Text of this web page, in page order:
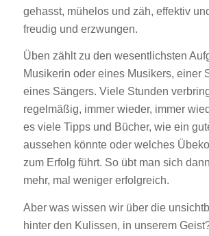
gehasst, mühelos und zäh, effektiv
freudig und erzwungen.
Üben zählt zu den wesentlichsten
Musikerin oder eines Musikers, einer
eines Sängers. Viele Stunden
regelmäßig, immer wieder, immer
es viele Tipps und Bücher, wie ein
aussehen könnte oder welches
zum Erfolg führt. So übt man sich
mehr, mal weniger erfolgreich.
Aber was wissen wir über die
hinter den Kulissen, in unserem